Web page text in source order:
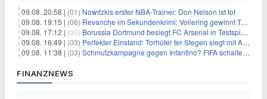
09.08. 20:58 | (01) Nowitzkis erster NBA-Trainer: Don Nelson ist tot
09.08. 19:15 | (06) Revanche im Sekundenkrimi: Vollering gewinnt Tour
09.08. 17:12 | (00) Borussia Dortmund besiegt FC Arsenal in Testspiel mit 3:2
09.08. 16:49 | (03) Perfekter Einstand: Torhüter ter Stegen siegt mit Ajax
09.08. 11:38 | (03) Schmutzkampagne gegen Infantino? FIFA schaltet auf Angriff
FINANZNEWS